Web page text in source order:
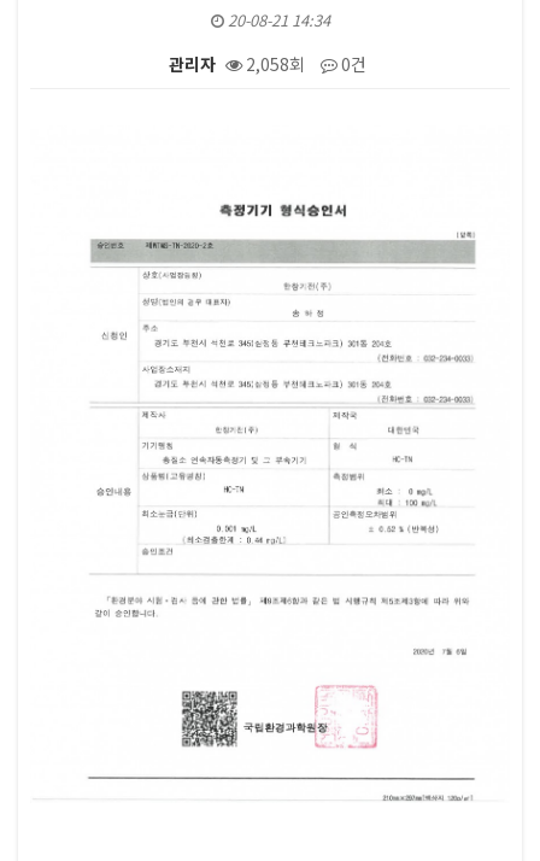
20-08-21 14:34
관리자 2,058회 0건